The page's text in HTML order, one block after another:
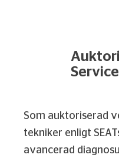
Som auktoriserad
tekniker enligt
avancerad